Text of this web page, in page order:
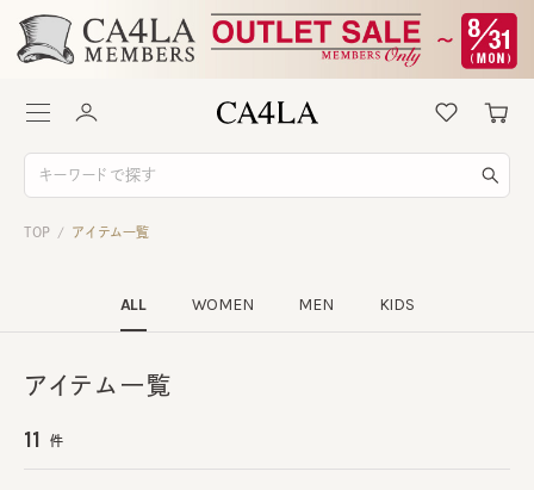
TOP / アイテム一覧
ALL WOMEN MEN KIDS
アイテム一覧
11 件